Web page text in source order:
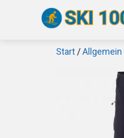
Start /Allgemein